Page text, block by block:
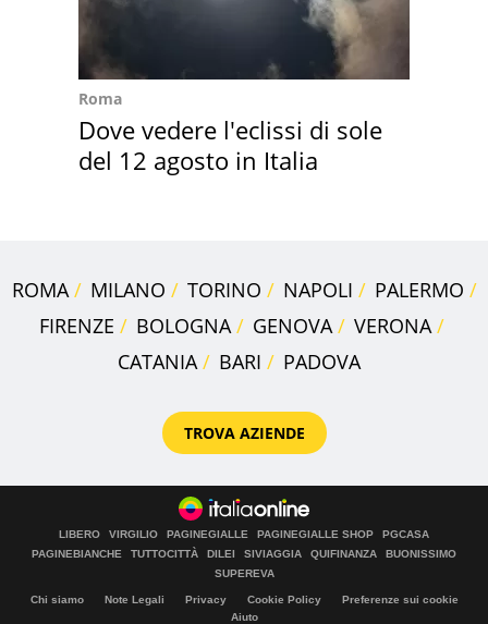
Roma
Dove vedere l'eclissi di sole
del 12 agosto in Italia
ROMA MILANO TORINO NAPOLI
PALERMO
FIRENZE
BOLOGNA GENOVA
VERONA
CATANIA
BARI PADOVA
TROVA AZIENDE
LIBERO VIRGILIO PAGINEGIALLE PAGINEGIALLE SHOP
PGCASA
PAGINEBIANCHE
TUTTOCITTÀ DILEI SIVIAGGIA QUIFINANZA
BUONISSIMO
SUPEREVA
Chi siamo Note Legali Privacy Cookie Policy
Preferenze sui cookie
Aiuto